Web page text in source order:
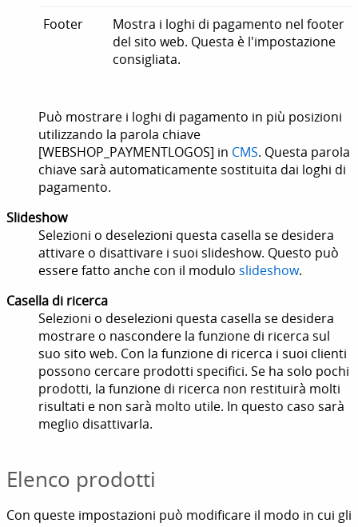
Footer
Mostra i loghi di pagamento nel footer
del sito web. Questa è l'impostazione
consigliata.
Può mostrare i loghi di pagamento in più posizioni
utilizzando la parola chiave
[WEBSHOP_PAYMENTLOGOS] in CMS. Questa parola
chiave sarà automaticamente sostituita dai loghi di
pagamento.
Slideshow
Selezioni o deselezioni questa casella se desidera
attivare o disattivare i suoi slideshow. Questo può
essere fatto anche con il modulo slideshow.
Casella di ricerca
Selezioni o deselezioni questa casella se desidera
mostrare o nascondere la funzione di ricerca sul
suo sito web. Con la funzione di ricerca i suoi clienti
possono cercare prodotti specifici. Se ha solo pochi
prodotti, la funzione di ricerca non restituirà molti
risultati e non sarà molto utile. In questo caso sarà
meglio disattivarla.
Elenco prodotti
Con queste impostazioni può modificare il modo in cui gli